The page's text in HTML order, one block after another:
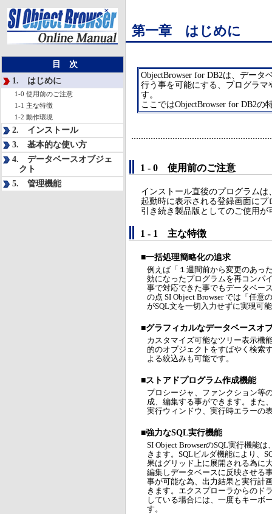
目 次
1. はじめに
1-0 使用前のご注意
1-1 主な特徴
1-2 動作環境
2. インストール
3. 基本的な使い方
4. データベースオブジェ
クト
5. 管理機能
第一章 はじめに
ObjectBrowser for DB2は、デー
行う事を可能にする、プログラ
す。
ここではObjectBrowser for DB2
1 - 0 使用前のご注意
インストール直後のプログラム
起動時に表示される登録画面に
引き続き製品版としてのご使用が
1 - 1 主な特徴
■一括処理簡略化の追求
例えば「１週間前から変更のあっ
効になったプログラムを再コンパ
事で対応できた事でもデータベー
の点 SI Object Browser では「任
がSQL文を一切入力せずに実現可
■グラフィカルなデータベースオ
カスタマイズ可能なツリー表示機
的のオブジェクトをすばやく検索
よる絞込みも可能です。
■ストアドプログラム作成機能
プロシージャ、ファンクション等
成、編集する事ができます。また
実行ウィンドウ、実行時エラーの
■強力なSQL実行機能
SI Object BrowserのSQL実行機能
きます。SQLビルダ機能により、
果はグリッド上に展開される為に
編集しデータベースに反映させる
事が可能な為、出力結果と実行計
きます。エクスプローラからのド
している場合には、一度もキーボ
す。